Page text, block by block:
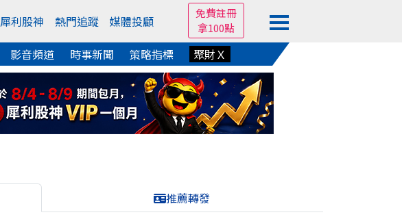
犀利股神 熱門追蹤 媒體投顧
免費註冊
拿100點
影音頻道 時事新聞 策略指標 聚財Ｘ
推薦轉發